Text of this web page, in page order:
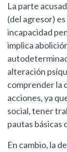
La parte
(del agresor)
incapacidad
implica
alteración
comprender la
acciones, ya
social, tener
pautas básicas
En cambio, la